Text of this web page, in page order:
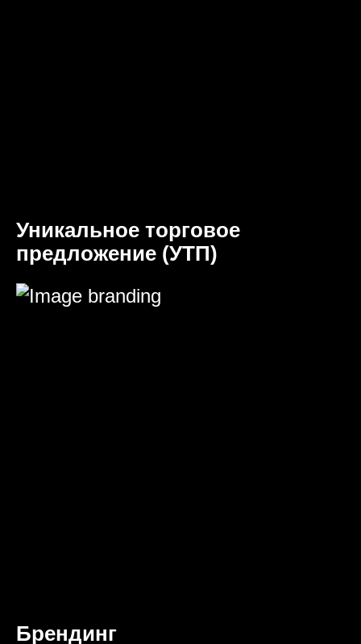
Уникальное торговое
предложение (УТП)
Брендинг